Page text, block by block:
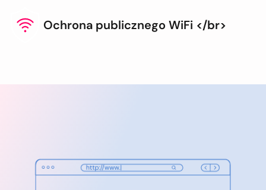
Ochrona publicznego WiFi </br>